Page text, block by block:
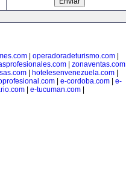
| operadoradeturismo.com|
| zonaventas.com|
| hotelesenvenezuela.com|
| e-cordoba.com| e-
e-tucuman.com